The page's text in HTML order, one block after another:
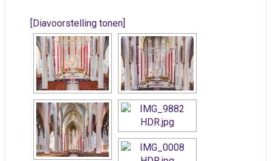
[Diavoorstelling tonen]